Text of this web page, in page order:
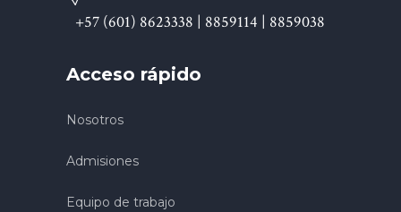
+57 (601) 8623338 | 8859114 | 8859038
Acceso rápido
Nosotros
Admisiones
Equipo de trabajo